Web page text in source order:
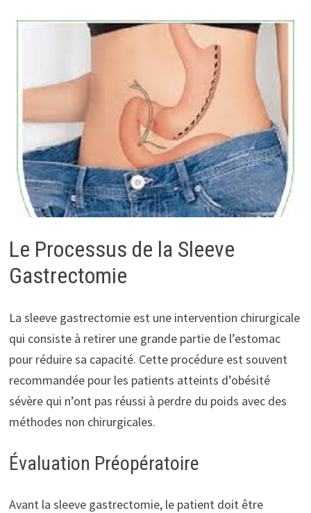
Le Processus de la Sleeve
Gastrectomie
La sleeve gastrectomie est une intervention chirurgicale
qui consiste à retirer une grande partie de l’estomac
pour réduire sa capacité. Cette procédure est souvent
recommandée pour les patients atteints d’obésité
sévère qui n’ont pas réussi à perdre du poids avec des
méthodes non chirurgicales.
Évaluation Préopératoire
Avant la sleeve gastrectomie, le patient doit être